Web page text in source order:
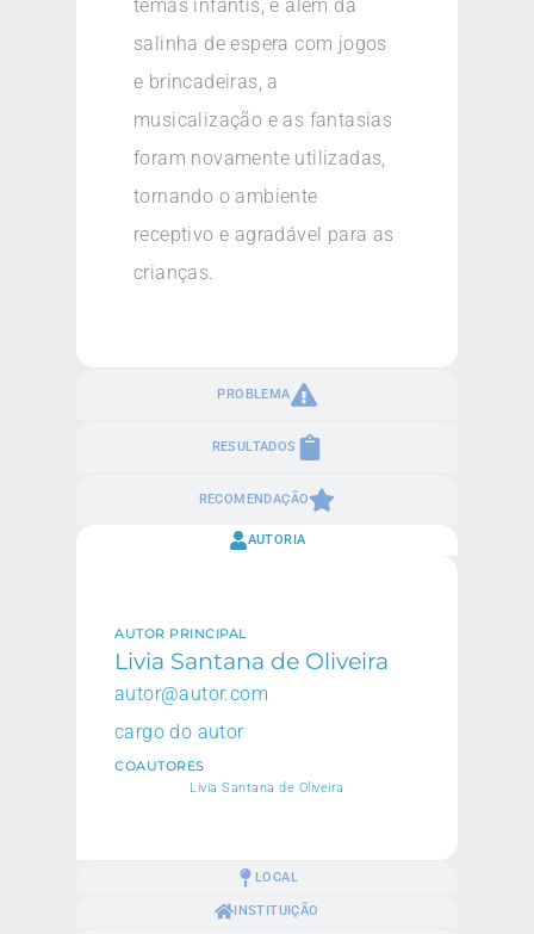
PROBLEMA
RESULTADOS
RECOMENDAÇÃO
temas infantis, e além da
salinha de espera com jogos
e brincadeiras, a
musicalização e as fantasias
foram novamente utilizadas,
tornando o ambiente
receptivo e agradável para as
crianças.
AUTORIA
LOCAL
INSTITUIÇÃO
AUTOR PRINCIPAL
Livia Santana de Oliveira
autor@autor.com
cargo do autor
COAUTORES
Livia Santana de Oliveira